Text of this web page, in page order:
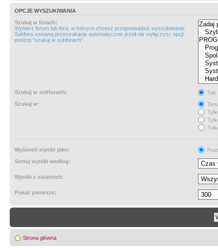
OPCJE WYSZUKIWANIA
Szukaj w forach:
Wybierz forum lub fora, w których chcesz przeprowadzić wyszukiwanie.
Subfora zostaną przeszukanie automatycznie jeżeli nie wyłączysz opcji
poniżej “szukaj w subforach“.
Szukaj w subforach:
Tak
Szukaj w:
Wyświetl wyniki jako:
Sortuj wyniki według:
Wyniki z ostatnich:
Pokaż pierwsze:
Strona główna